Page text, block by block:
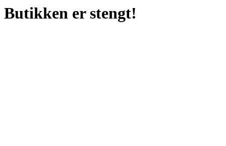
Butikken er stengt!